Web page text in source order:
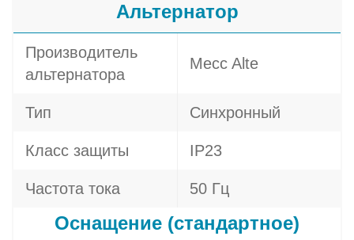
Альтернатор
Производитель
альтернатора
Mecc Alte
Тип Синхронный
Класс защиты IP23
Частота тока 50 Гц
Оснащение (стандартное)